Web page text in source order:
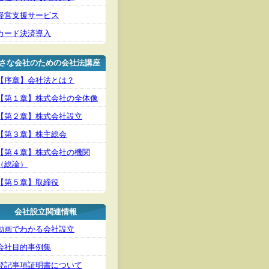
営支援サービス
ード決済導入
な会社のための会社法講座
序章】会社法とは？
第１章】株式会社の全体像
第２章】株式会社設立
第３章】株主総会
第４章】株式会社の機関
総論）
第５章】取締役
会社設立関連情報
画でわかる会社設立
社目的事例集
記事項証明書について